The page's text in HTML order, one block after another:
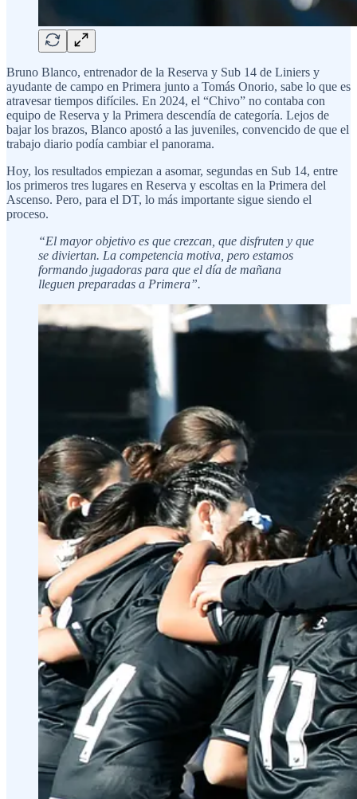
Bruno Blanco, entrenador de la Reserva y Sub 14 de Liniers y
ayudante de campo en Primera junto a Tomás Onorio, sabe lo que es
atravesar tiempos difíciles. En 2024, el “Chivo” no contaba con
equipo de Reserva y la Primera descendía de categoría. Lejos de
bajar los brazos, Blanco apostó a las juveniles, convencido de que el
trabajo diario podía cambiar el panorama.
Hoy, los resultados empiezan a asomar, segundas en Sub 14, entre
los primeros tres lugares en Reserva y escoltas en la Primera del
Ascenso. Pero, para el DT, lo más importante sigue siendo el
proceso.
“El mayor objetivo es que crezcan, que disfruten y que
se diviertan. La competencia motiva, pero estamos
formando jugadoras para que el día de mañana
lleguen preparadas a Primera”.